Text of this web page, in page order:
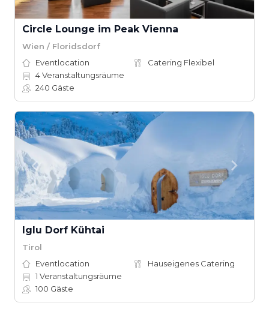
Circle Lounge im Peak Vienna
Wien / Floridsdorf
Eventlocation
Catering Flexibel
4Veranstaltungsräume
240 Gäste
Iglu Dorf Kühtai
Tirol
Eventlocation
Hauseigenes Catering
1 Veranstaltungsräume
100 Gäste